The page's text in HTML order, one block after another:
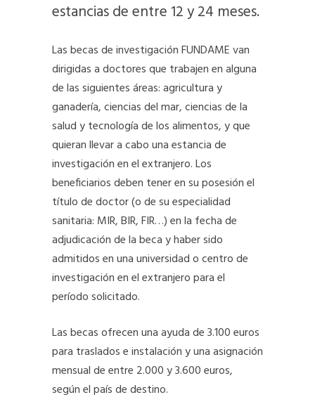
estancias de entre 12 y 24 meses.
Las becas de investigación FUNDAME van
dirigidas a doctores que trabajen en alguna
de las siguientes áreas: agricultura y
ganadería, ciencias del mar, ciencias de la
salud y tecnología de los alimentos, y que
quieran llevar a cabo una estancia de
investigación en el extranjero. Los
beneficiarios deben tener en su posesión el
título de doctor (o de su especialidad
sanitaria: MIR, BIR, FIR…) en la fecha de
adjudicación de la beca y haber sido
admitidos en una universidad o centro de
investigación en el extranjero para el
período solicitado.
Las becas ofrecen una ayuda de 3.100 euros
para traslados e instalación y una asignación
mensual de entre 2.000 y 3.600 euros,
según el país de destino.